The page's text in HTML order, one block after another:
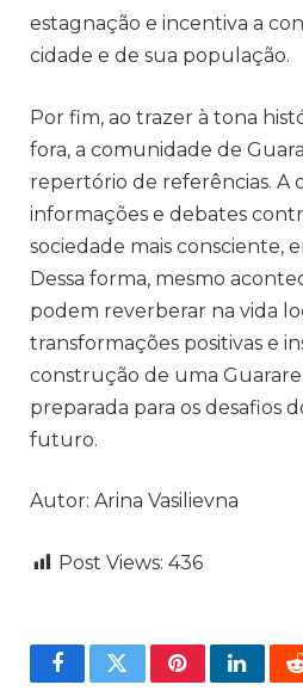
estagnação e incentiva a
cidade e de sua população.
Por fim, ao trazer à tona
fora, a comunidade de
repertório de referências. A
informações e debates
sociedade mais consciente,
Dessa forma, mesmo
podem reverberar na vida
transformações positivas e
construção de uma
preparada para os desafios
futuro.
Autor: Arina Vasilievna
Post Views: 436
FacebookTwitterPinterest